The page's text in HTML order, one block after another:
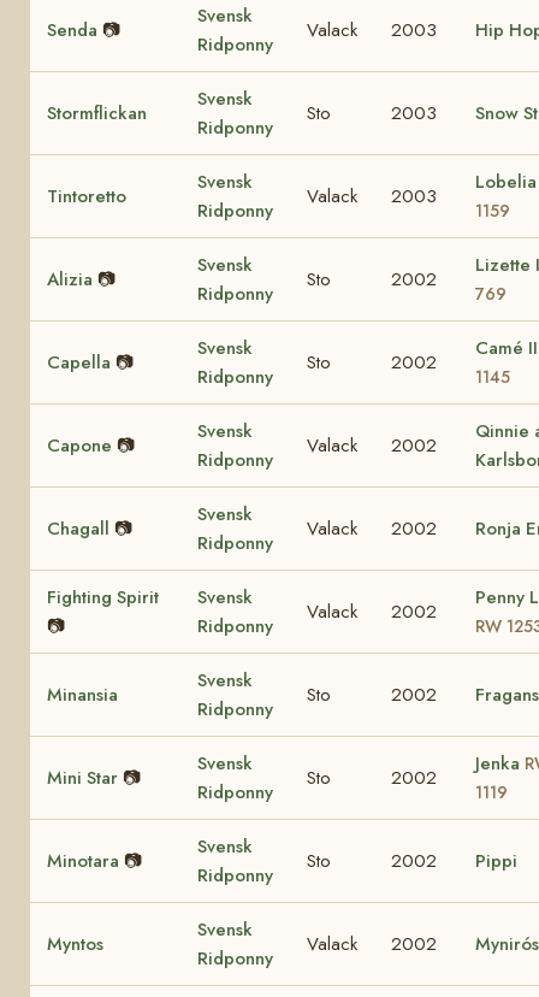
Senda 📷
Svensk
Ridponny
Valack 2003 Hip
Stormflickan
Svensk
Ridponny
Sto 2003 Snow
Tintoretto
Svensk
Ridponny
Valack 2003
1159
Alizia 📷
Svensk
Ridponny
Sto 2002
Lizette
769
Capella 📷
Svensk
Ridponny
Sto 2002
Camé
1145
Capone 📷
Svensk
Ridponny
Valack 2002
Qinnie
Chagall 📷
Svensk
Ridponny
Valack 2002 Ronja
Fighting Spirit
📷
Svensk
Ridponny
Valack 2002
Penny
RW
Minansia
Svensk
Ridponny
Sto 2002
Mini Star 📷
Svensk
Ridponny
Sto 2002
Jenka
1119
Minotara 📷
Svensk
Ridponny
Sto 2002 Pippi
Myntos
Svensk
Ridponny
Valack 2002